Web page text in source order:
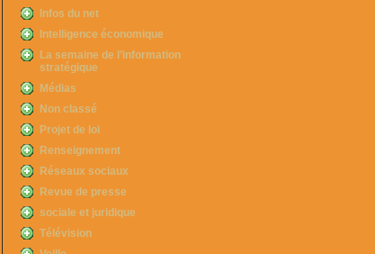
Infos du net
Intelligence économique
La semaine de l’information
stratégique
Médias
Non classé
Projet de loi
Renseignement
Réseaux sociaux
Revue de presse
sociale et juridique
Télévision